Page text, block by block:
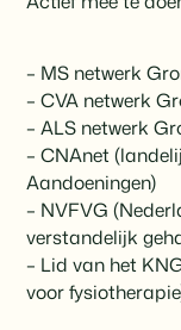
– MS netwerk
– CVA netwerk
– ALS netwerk
– CNAnet
Aandoeningen)
– NVFVG
verstandelijk
– Lid van het
voor